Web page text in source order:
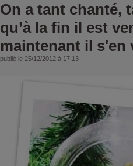
On a tant chanté,
qu’à la fin il est
maintenant il s'en
publié le 25/12/2012 à 17:13